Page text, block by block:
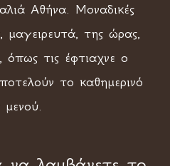
Αθήνα. Μοναδικές
μαγειρευτά, της ώρας,
όπως τις έφτιαχνε ο
το καθημερινό
μενού.